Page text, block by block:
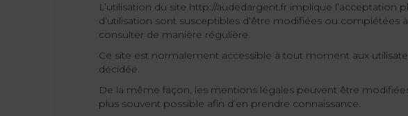
L’utilisation du site http://audedargent.fr implique
d’utilisation sont susceptibles d’être modifiées ou
consulter de manière régulière.
Ce site est normalement accessible à tout moment aux
décidée.
De la même façon, les mentions légales peuvent être
plus souvent possible afin d’en prendre connaissance.